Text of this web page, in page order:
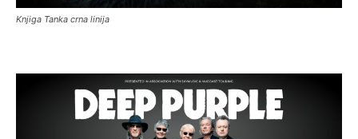
Knjiga Tanka crna linija